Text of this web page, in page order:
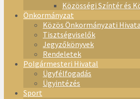
Közösségi Színtér és
Önkormányzat
Közös Önkormányzati
Tisztségviselők
Jegyzőkönyvek
Rendeletek
Polgármesteri Hivatal
Ügyfélfogadás
Ügyintézés
Sport